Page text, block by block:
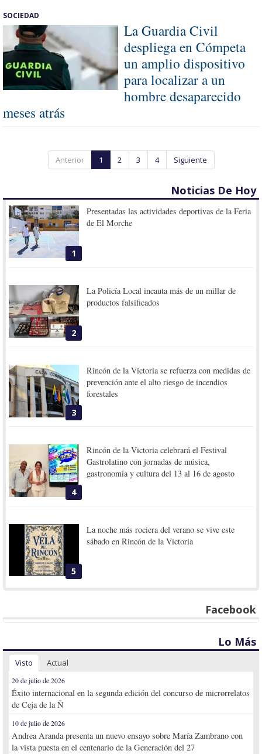
SOCIEDAD
La Guardia Civil
despliega en Cómpeta
un amplio dispositivo
para localizar a un
hombre desaparecido
meses atrás
Anterior 1 2 3 4 Siguiente
Noticias De Hoy
1
Presentadas las actividades deportivas de la Feria
de El Morche
2
La Policía Local incauta más de un millar de
productos falsificados
3
Rincón de la Victoria se refuerza con medidas de
prevención ante el alto riesgo de incendios
forestales
4
Rincón de la Victoria celebrará el Festival
Gastrolatino con jornadas de música,
gastronomía y cultura del 13 al 16 de agosto
5
La noche más rociera del verano se vive este
sábado en Rincón de la Victoria
Facebook
Lo Más
Visto Actual
20 de julio de 2026
Éxito internacional en la segunda edición del concurso de microrrelatos
de Ceja de la Ñ
10 de julio de 2026
Andrea Aranda presenta un nuevo ensayo sobre María Zambrano con
la vista puesta en el centenario de la Generación del 27